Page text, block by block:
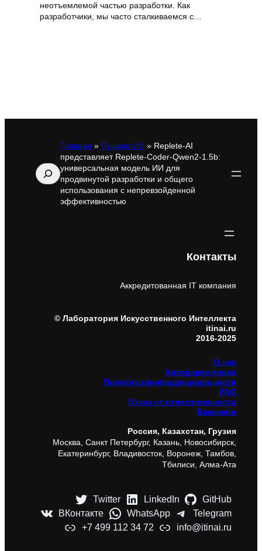
неотъемлемой частью разработки. Как
разработчики, мы часто сталкиваемся с…
Поиск
Главная » Лучшие ИИ » Replete-AI
представляет Replete-Coder-Qwen2-1.5b:
универсальная модель ИИ для
продвинутой разработки и общего
использования с непревзойденной
эффективностью
Контакты
Аккредитованная IT компания
© Лаборатория Искусственного Интеллекта
itinai.ru
2016-2025
О нас
Авторские права
Политика конфиденциальности
FAQ
Отказ от ответственности
Вакансии
Россия, Казахстан, Грузия
Москва, Санкт Петербург, Казань, Новосибирск,
Екатеринбург, Владивосток, Воронеж, Тамбов,
Тбилиси, Алма-Ата
Twitter LinkedIn
GitHub
ВКонтакте
WhatsApp
Telegram
+7 499 112 34 72
info@itinai.ru